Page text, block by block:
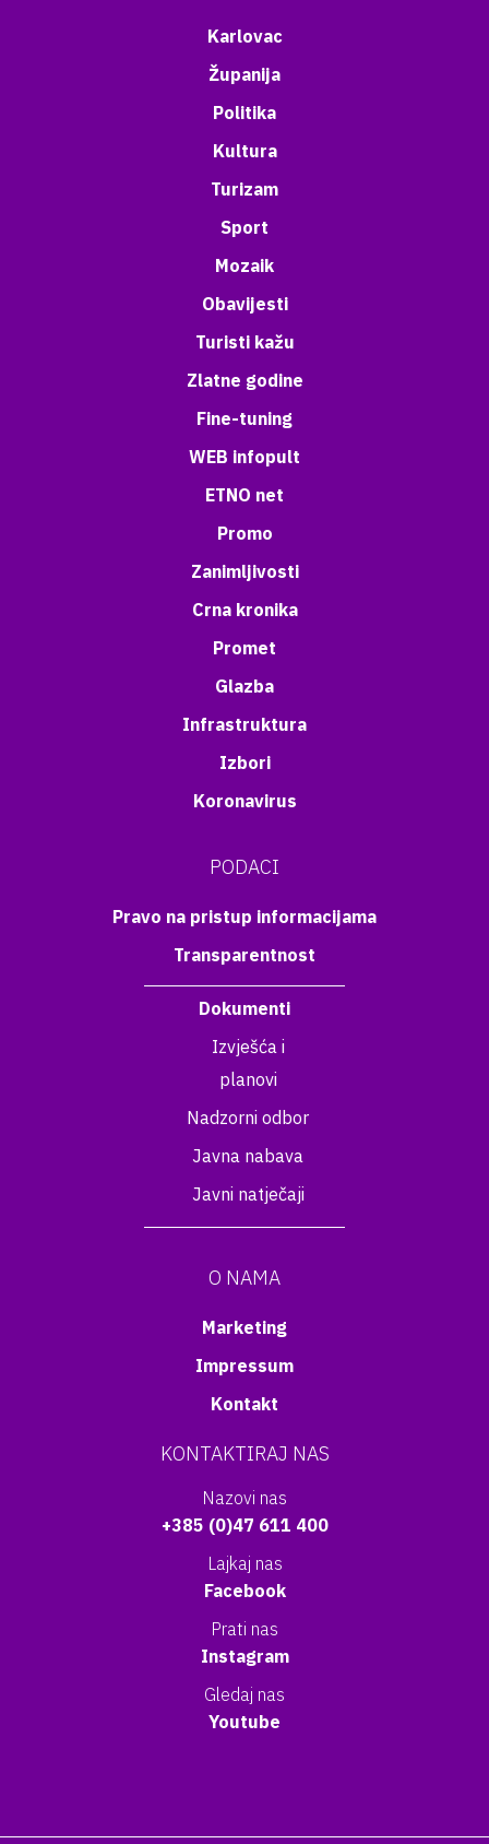
Karlovac
Županija
Politika
Kultura
Turizam
Sport
Mozaik
Obavijesti
Turisti kažu
Zlatne godine
Fine-tuning
WEB infopult
ETNO net
Promo
Zanimljivosti
Crna kronika
Promet
Glazba
Infrastruktura
Izbori
Koronavirus
PODACI
Pravo na pristup informacijama
Transparentnost
Dokumenti
Izvješća i
planovi
Nadzorni odbor
Javna nabava
Javni natječaji
O NAMA
Marketing
Impressum
Kontakt
KONTAKTIRAJ NAS
Nazovi nas
+385 (0)47 611 400
Lajkaj nas
Facebook
Prati nas
Instagram
Gledaj nas
Youtube